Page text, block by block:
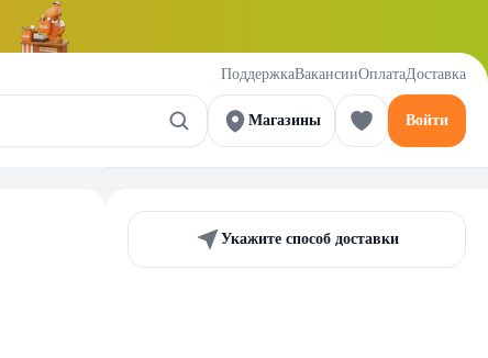
ПоддержкаВакансииОплатаДоставка
Магазины Войти
Укажите способ доставки